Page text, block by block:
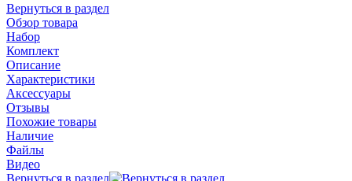
Вернуться в раздел
Обзор товара
Набор
Комплект
Описание
Характеристики
Аксессуары
Отзывы
Похожие товары
Наличие
Файлы
Видео
Вернуться в раздел